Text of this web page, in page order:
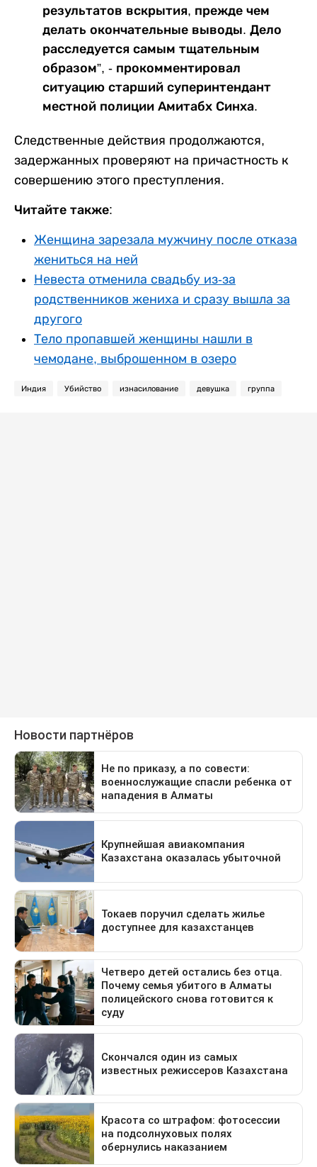
результатов вскрытия, прежде чем
делать окончательные выводы. Дело
расследуется самым тщательным
образом”, - прокомментировал
ситуацию старший суперинтендант
местной полиции Амитабх Синха.
Следственные действия продолжаются,
задержанных проверяют на причастность к
совершению этого преступления.
Читайте также:
Женщина зарезала мужчину после отказа
жениться на ней
Невеста отменила свадьбу из-за
родственников жениха и сразу вышла за
другого
Тело пропавшей женщины нашли в
чемодане, выброшенном в озеро
Индия Убийство изнасилование девушка группа